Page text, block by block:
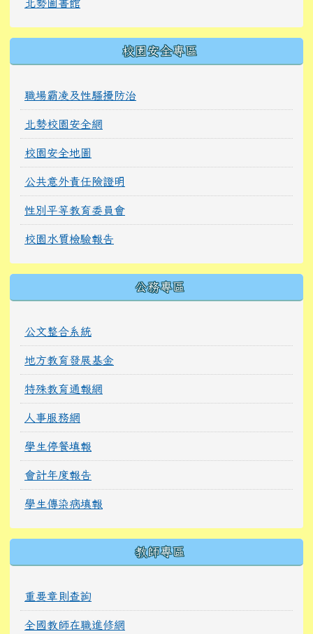
北勢圖書館
校園安全專區
職場霸凌及性騷擾防治
北勢校園安全網
校園安全地圖
公共意外責任險證明
性別平等教育委員會
校園水質檢驗報告
公務專區
公文整合系統
地方教育發展基金
特殊教育通報網
人事服務網
學生停餐填報
會計年度報告
學生傳染病填報
教師專區
重要章則查詢
全國教師在職進修網